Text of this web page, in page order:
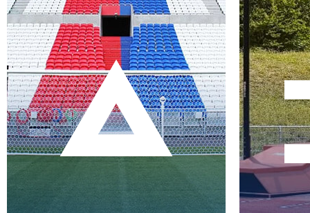
HOCKEY
RUGBY
VOLLEY